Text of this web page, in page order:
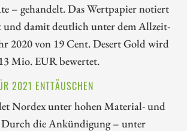
– gehandelt. Das Wertpapier notiert
und damit deutlich unter dem Allzeit-
2020 von 19 Cent. Desert Gold wird
Mio. EUR bewertet.
2021 ENTTÄUSCHEN
Nordex unter hohen Material- und
Durch die Ankündigung – unter